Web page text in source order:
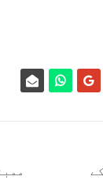
تمام مسلمان اس
میں سے بہتر
تو یہ بات ہمارے